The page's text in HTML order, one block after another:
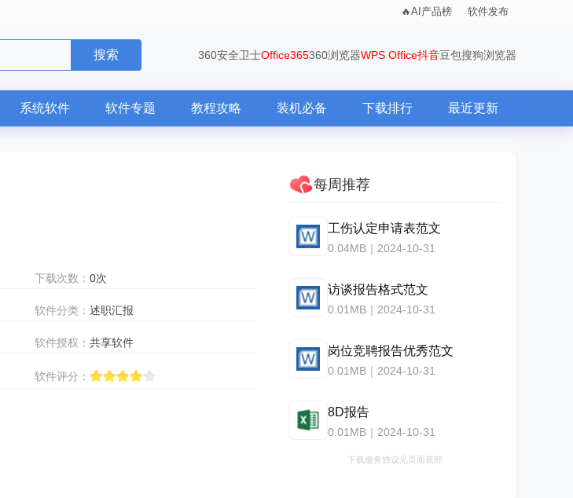
AI产品榜 软件发布
搜索 360安全卫士Office365360浏览器WPS Office抖音豆包搜狗浏览器
系统软件 软件专题 教程攻略 装机必备 下载排行 最近更新
下载次数： 0次
软件分类： 述职汇报
软件授权： 共享软件
软件评分：
每周推荐
工伤认定申请表范文
0.04MB｜2024-10-31
访谈报告格式范文
0.01MB｜2024-10-31
岗位竞聘报告优秀范文
0.01MB｜2024-10-31
8D报告
0.01MB｜2024-10-31
下载服务协议见页面底部